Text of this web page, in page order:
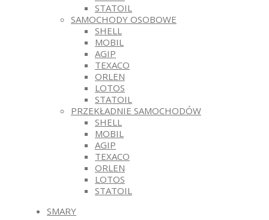
STATOIL
SAMOCHODY OSOBOWE
SHELL
MOBIL
AGIP
TEXACO
ORLEN
LOTOS
STATOIL
PRZEKŁADNIE SAMOCHODÓW
SHELL
MOBIL
AGIP
TEXACO
ORLEN
LOTOS
STATOIL
SMARY